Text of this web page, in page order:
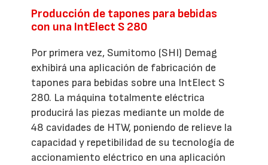
Producción de tapones para bebidas
con una IntElect S 280
Por primera vez, Sumitomo (SHI) Demag
exhibirá una aplicación de fabricación de
tapones para bebidas sobre una IntElect S
280. La máquina totalmente eléctrica
producirá las piezas mediante un molde de
48 cavidades de HTW, poniendo de relieve la
capacidad y repetibilidad de su tecnología de
accionamiento eléctrico en una aplicación